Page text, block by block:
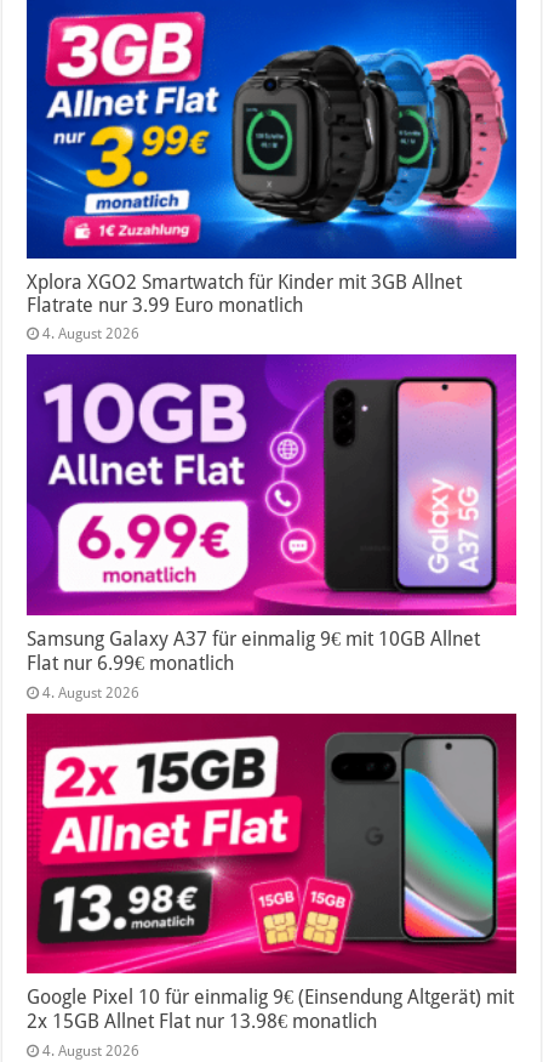
Xplora XGO2 Smartwatch für Kinder mit 3GB Allnet
Flatrate nur 3.99 Euro monatlich
4. August 2026
Samsung Galaxy A37 für einmalig 9€ mit 10GB Allnet
Flat nur 6.99€ monatlich
4. August 2026
Google Pixel 10 für einmalig 9€ (Einsendung Altgerät) mit
2x 15GB Allnet Flat nur 13.98€ monatlich
4. August 2026